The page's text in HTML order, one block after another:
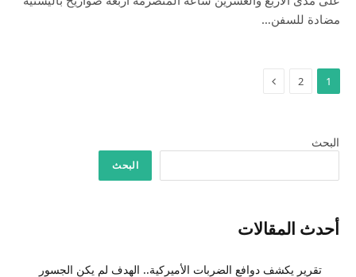
مضادة للسفن…
1
2 التالي
البحث
البحث
أحدث المقالات
تقرير يكشف دوافع الضربات الأميركية.. الهدف لم يكن الجسور